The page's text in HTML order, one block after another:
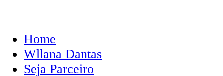
Home
Wllana Dantas
Seja Parceiro